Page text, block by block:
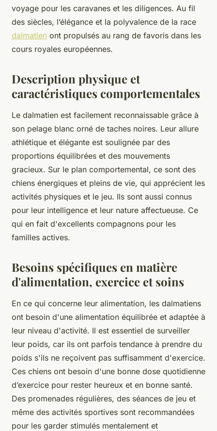
voyage pour les caravanes et les diligences. Au fil
des siècles, l’élégance et la polyvalence de la race
dalmatien ont propulsés au rang de favoris dans les
cours royales européennes.
Description physique et
caractéristiques comportementales
Le dalmatien est facilement reconnaissable grâce à
son pelage blanc orné de taches noires. Leur allure
athlétique et élégante est soulignée par des
proportions équilibrées et des mouvements
gracieux. Sur le plan comportemental, ce sont des
chiens énergiques et pleins de vie, qui apprécient les
activités physiques et le jeu. Ils sont aussi connus
pour leur intelligence et leur nature affectueuse. Ce
qui en fait d'excellents compagnons pour les
familles actives.
Besoins spécifiques en matière
d'alimentation, exercice et soins
En ce qui concerne leur alimentation, les dalmatiens
ont besoin d'une alimentation équilibrée et adaptée à
leur niveau d'activité. Il est essentiel de surveiller
leur poids, car ils ont parfois tendance à prendre du
poids s'ils ne reçoivent pas suffisamment d'exercice.
Ces chiens ont besoin d'une bonne dose quotidienne
d’exercice pour rester heureux et en bonne santé.
Des promenades régulières, des séances de jeu et
même des activités sportives sont recommandées
pour les garder stimulés mentalement et